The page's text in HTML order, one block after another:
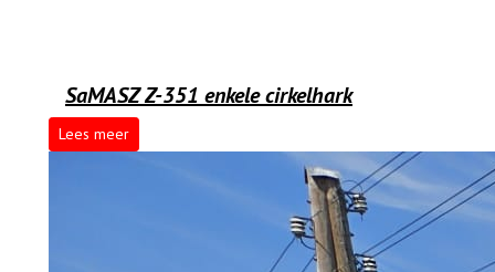
SaMASZ Z-351 enkele cirkelhark
Lees meer